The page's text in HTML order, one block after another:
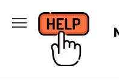
содержанию